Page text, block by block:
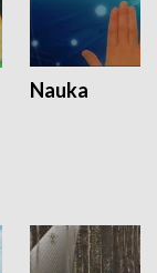
Nauka